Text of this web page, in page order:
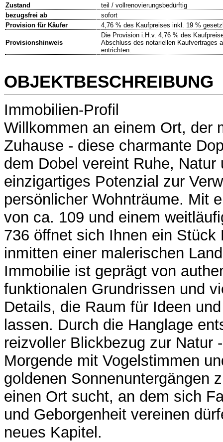
Zustand
teil / vollrenovierungsbedürftig
bezugsfrei ab
sofort
Provision für Käufer
4,76 % des Kaufpreises inkl. 19 %
Provisionshinweis
Die Provision i.H.v. 4,76 % des
Abschluss des notariellen Kaufvertrages
entrichten.
OBJEKTBESCHREIBUNG
Immobilien-Profil
Willkommen an einem Ort, der
Zuhause - diese charmante
dem Dobel vereint Ruhe, Natur
einzigartiges Potenzial zur
persönlicher Wohnträume. Mit
von ca. 109 und einem
736 öffnet sich Ihnen ein Stück
inmitten einer malerischen
Immobilie ist geprägt von
funktionalen Grundrissen und
Details, die Raum für Ideen
lassen. Durch die Hanglage
reizvoller Blickbezug zur Natur
Morgende mit Vogelstimmen
goldenen Sonnenuntergängen
einen Ort sucht, an dem sich
und Geborgenheit vereinen
neues Kapitel.